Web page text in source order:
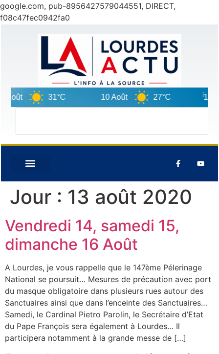
google.com, pub-8956427579044551, DIRECT,
f08c47fec0942fa0
31°C 10 Août 27°C 11 Août
Jour : 13 août 2020
Vendredi 14, samedi 15,
dimanche 16 Août
A Lourdes, je vous rappelle que le 147ème Pélerinage
National se poursuit… Mesures de précaution avec port
du masque obligatoire dans plusieurs rues autour des
Sanctuaires ainsi que dans l’enceinte des Sanctuaires…
Samedi, le Cardinal Pietro Parolin, le Secrétaire d’Etat
du Pape François sera également à Lourdes… Il
participera notamment à la grande messe de […]